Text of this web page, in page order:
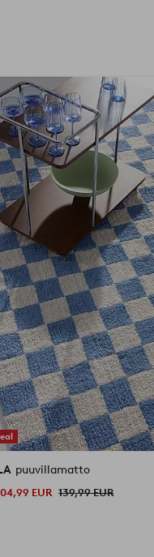
puuvillamatto
EUR 139,99 EUR